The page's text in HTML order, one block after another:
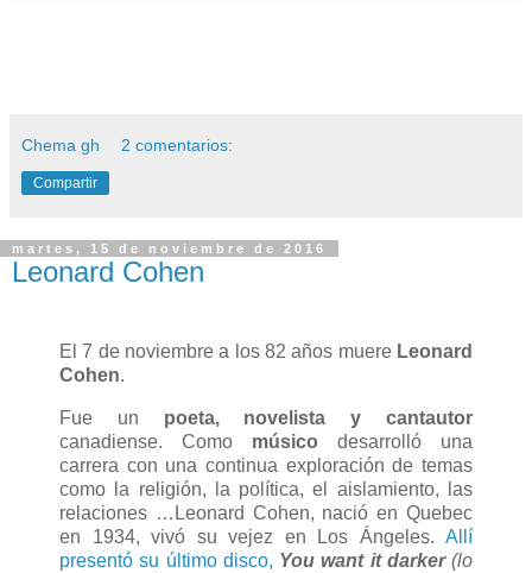
Chema gh 2 comentarios:
Compartir
martes, 15 de noviembre de 2016
Leonard Cohen
El 7 de noviembre a los 82 años muere Leonard
Cohen.
Fue un poeta, novelista y cantautor
canadiense. Como músico desarrolló una
carrera con una continua exploración de temas
como la religión, la política, el aislamiento, las
relaciones …Leonard Cohen, nació en Quebec
en 1934, vivó su vejez en Los Ángeles. Allí
presentó su último disco, You want it darker (lo